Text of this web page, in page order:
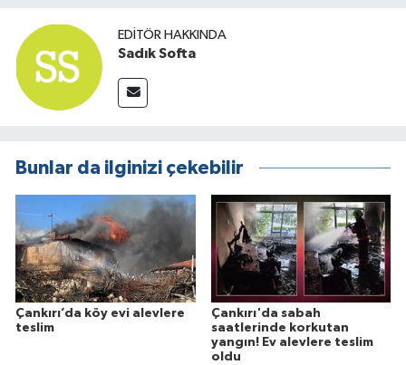
EDITÖR HAKKINDA
Sadık Softa
Bunlar da ilginizi çekebilir
Çankırı’da köy evi alevlere
teslim
Çankırı'da sabah
saatlerinde korkutan
yangın! Ev alevlere teslim
oldu